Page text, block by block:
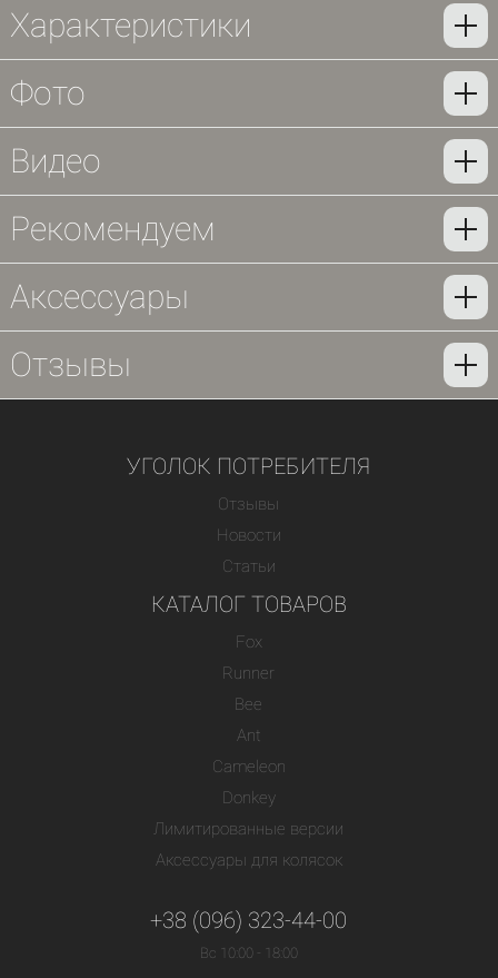
Характеристики
Фото
Видео
Рекомендуем
Аксессуары
Отзывы
УГОЛОК ПОТРЕБИТЕЛЯ
Отзывы
Новости
Статьи
КАТАЛОГ ТОВАРОВ
Fox
Runner
Bee
Ant
Cameleon
Donkey
Лимитированные версии
Аксессуары для колясок
+38 (096) 323-44-00
Вс 10:00 - 18:00